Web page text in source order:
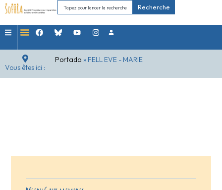
Recherche
Vous êtes ici :
Portada » FELL EVE - MARIE